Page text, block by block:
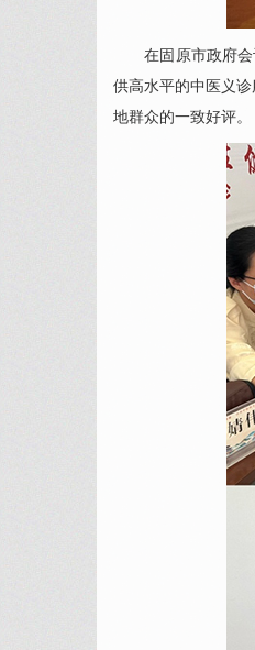
在固原市政府会
供高水平的中医义
地群众的一致好评。